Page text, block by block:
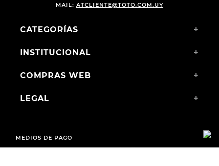
MAIL: ATCLIENTE@TOTO.COM.UY
CATEGORÍAS +
INSTITUCIONAL +
COMPRAS WEB +
LEGAL +
MEDIOS DE PAGO